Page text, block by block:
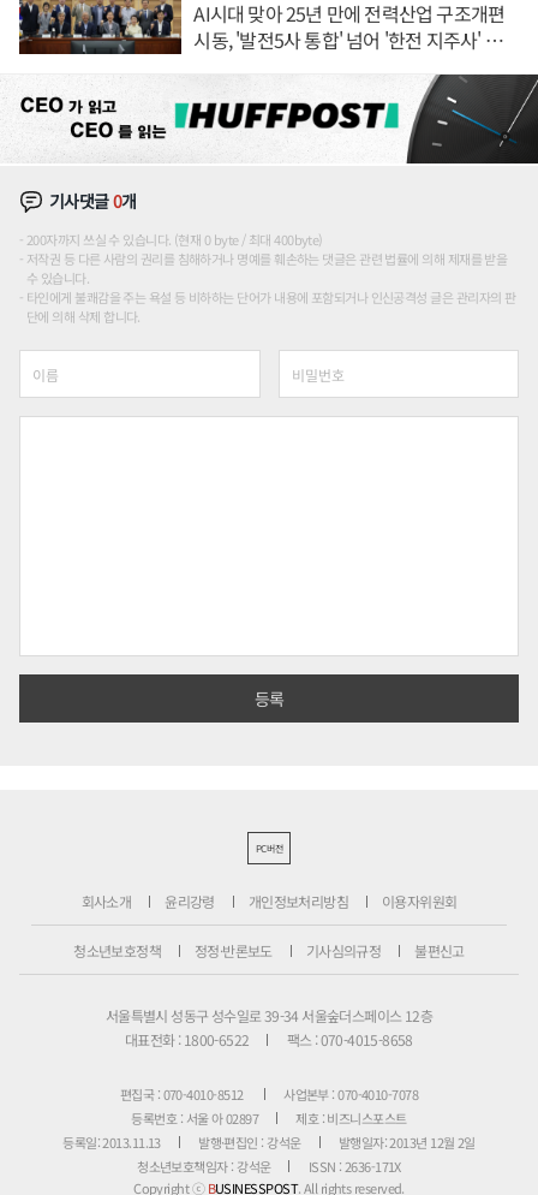
AI시대 맞아 25년 만에 전력산업 구조개편
시동, '발전5사 통합' 넘어 '한전 지주사' 재편
기사댓글0개
200자까지 쓰실 수 있습니다. (현재 0 byte / 최대 400byte)
저작권 등 다른 사람의 권리를 침해하거나 명예를 훼손하는 댓글은 관련 법률에 의해 제재를 받을
수 있습니다.
타인에게 불쾌감을 주는 욕설 등 비하하는 단어가 내용에 포함되거나 인신공격성 글은 관리자의 판
단에 의해 삭제 합니다.
PC버전
회사소개 윤리강령 개인정보처리방침 이용자위원회
청소년보호정책 정정·반론보도 기사심의규정 불편신고
서울특별시 성동구 성수일로 39-34 서울숲더스페이스 12층
대표전화 : 1800-6522
팩스 : 070-4015-8658
편집국 : 070-4010-8512
사업본부 : 070-4010-7078
등록번호 : 서울 아 02897
제호 : 비즈니스포스트
등록일: 2013.11.13
발행·편집인 : 강석운
발행일자: 2013년 12월 2일
청소년보호책임자 : 강석운
ISSN : 2636-171X
Copyright ⓒBUSINESSPOST. All rights reserved.